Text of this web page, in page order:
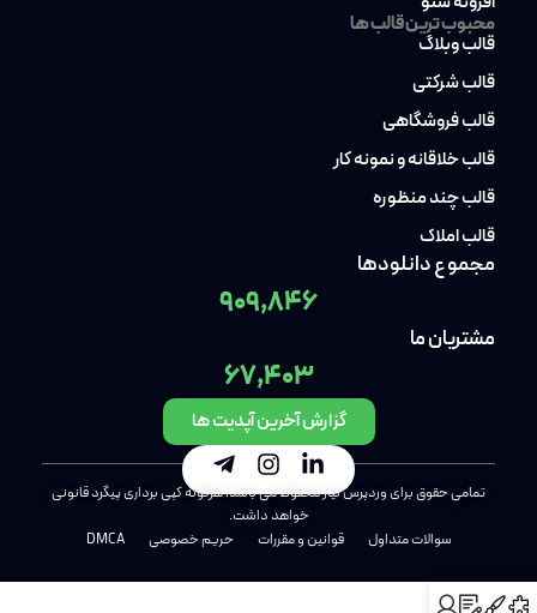
محبوب ترین قالب ها
قالب وبلاگ
قالب شرکتی
قالب فروشگاهی
قالب خلاقانه و نمونه کار
قالب چند منظوره
قالب املاک
مجموع دانلودها
909,846
مشتریان ما
67,403
گزارش آخرین آپدیت ها
تمامی حقوق برای وردپرس نیاز محفوظ می باشد، هرگونه کپی برداری پیگرد قانونی
خواهد داشت.
سوالات متداول
قوانین و مقررات حریم خصوصی DMCA